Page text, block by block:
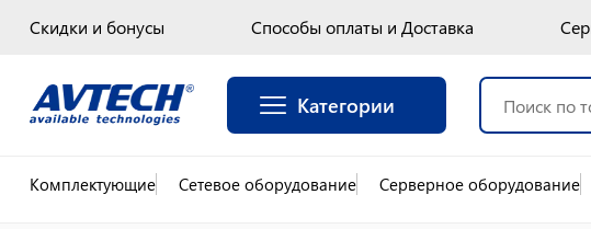
Скидки и бонусы Способы оплаты и Доставка
Категории
Комплектующие Сетевое оборудование Серверное оборудование